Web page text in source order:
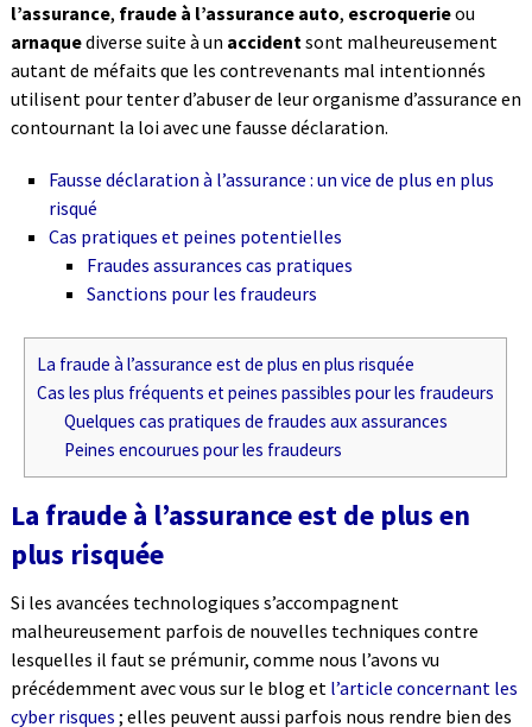
l’assurance, fraude à l’assurance auto, escroquerieou
arnaquediverse suite à un accidentsont malheureusement
autant de méfaits que les contrevenants mal intentionnés
utilisent pour tenter d’abuser de leur organisme d’assurance en
contournant la loi avec une fausse déclaration.
Fausse déclaration à l’assurance : un vice de plus en plus
risqué
Cas pratiques et peines potentielles
Fraudes assurances cas pratiques
Sanctions pour les fraudeurs
La fraude à l’assurance est de plus en plus risquée
Cas les plus fréquents et peines passibles pour les fraudeurs
Quelques cas pratiques de fraudes aux assurances
Peines encourues pour les fraudeurs
La fraude à l’assurance est de plus en
plus risquée
Si les avancées technologiques s’accompagnent
malheureusement parfois de nouvelles techniques contre
lesquelles il faut se prémunir, comme nous l’avons vu
précédemment avec vous sur le blog et l’article concernant les
cyber risques ; elles peuvent aussi parfois nous rendre bien des